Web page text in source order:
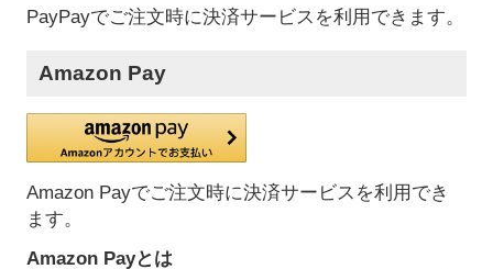
PayPayでご注文時に決済サービスを利用できます。
Amazon Pay
Amazon Payでご注文時に決済サービスを利用でき
ます。
Amazon Payとは